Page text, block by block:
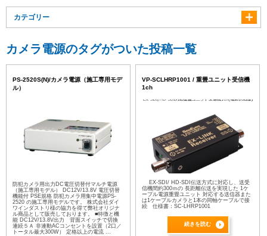
カテゴリー
カメラ電源のタグがついた投稿一覧
PS-2520S(N)/カメラ電源（施工専用モデ
ル）
防犯カメラ用出力DC電圧切替付マルチ電源
（施工専用モデル） DC12V/13.8V 電圧切替
機能付 PSE規格 防犯カメラ用集中電源PS-
2520 の施工専用モデルです。 株式会社ダイ
ワインダストリ様の協力を得て弊社オリジナ
ル商品として販売しております。 ■特徴と機
能 DC12V/13.8V出力 背面スイッチで切換
連続５Ａ 非連動ACコンセントを設置（2口／
トータル最大300W） 定格以上の電流 ...
VP-SCLHRP1001 / 重畳ユニット受信機
1ch
EX-SDI/ HD-SDI伝送方式に対応し、送受
信機間約300ｍの 長距離伝送を実現した 1ケ
ーブル電源重畳ユニット 対応する送信器また
は1ケーブルカメラと1本の同軸ケーブルで接
続 仕様書：SC-LHRP1001
続きを読む